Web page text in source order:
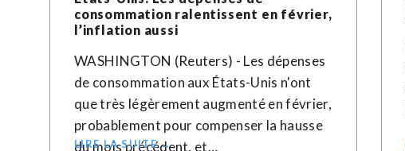
consommation ralentissent en février,
l’inflation aussi
WASHINGTON (Reuters) - Les dépenses
de consommation aux États-Unis n'ont
que très légèrement augmenté en février,
probablement pour compenser la hausse
du mois précédent, et…
LIRE LA SUITE →